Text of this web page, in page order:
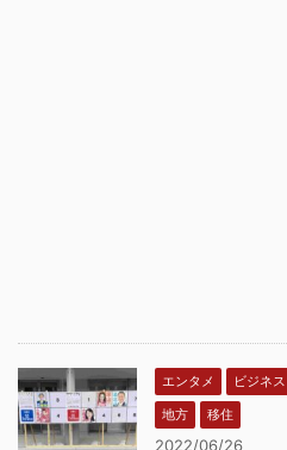
エンタメ ビジネス
地方
移住
2022/06/26